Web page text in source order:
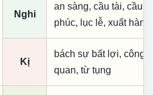
Nghi
an sàng, cầu tài, cầu
phúc, lục lễ, xuất
Kị
bách sự bất lợi, công
quan, từ tụng